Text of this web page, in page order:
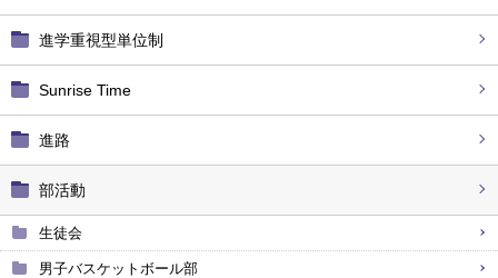
進学重視型単位制
Sunrise Time
進路
部活動
生徒会
男子バスケットボール部